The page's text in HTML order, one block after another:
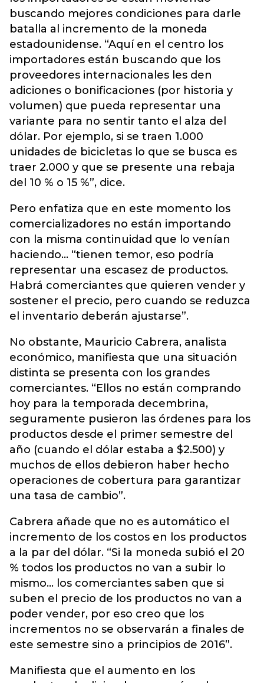
buscando mejores condiciones para darle
batalla al incremento de la moneda
estadounidense. “Aquí en el centro los
importadores están buscando que los
proveedores internacionales les den
adiciones o bonificaciones (por historia y
volumen) que pueda representar una
variante para no sentir tanto el alza del
dólar. Por ejemplo, si se traen 1.000
unidades de bicicletas lo que se busca es
traer 2.000 y que se presente una rebaja
del 10 % o 15 %”, dice.
Pero enfatiza que en este momento los
comercializadores no están importando
con la misma continuidad que lo venían
haciendo... “tienen temor, eso podría
representar una escasez de productos.
Habrá comerciantes que quieren vender y
sostener el precio, pero cuando se reduzca
el inventario deberán ajustarse”.
No obstante, Mauricio Cabrera, analista
económico, manifiesta que una situación
distinta se presenta con los grandes
comerciantes. “Ellos no están comprando
hoy para la temporada decembrina,
seguramente pusieron las órdenes para los
productos desde el primer semestre del
año (cuando el dólar estaba a $2.500) y
muchos de ellos debieron haber hecho
operaciones de cobertura para garantizar
una tasa de cambio”.
Cabrera añade que no es automático el
incremento de los costos en los productos
a la par del dólar. “Si la moneda subió el 20
% todos los productos no van a subir lo
mismo... los comerciantes saben que si
suben el precio de los productos no van a
poder vender, por eso creo que los
incrementos no se observarán a finales de
este semestre sino a principios de 2016”.
Manifiesta que el aumento en los